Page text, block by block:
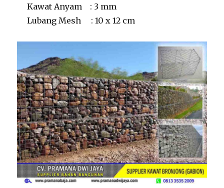
Kawat Anyam : 3 mm
Lubang Mesh : 10 x 12 cm